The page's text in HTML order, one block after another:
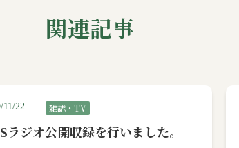
関連記事
11/22 雑誌・TV
ラジオ公開収録を行いました。